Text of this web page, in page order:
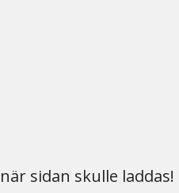
sidan skulle laddas!